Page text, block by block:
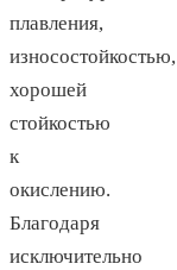
плавления,
износостойкостью,
хорошей
стойкостью
к
окислению.
Благодаря
исключительно